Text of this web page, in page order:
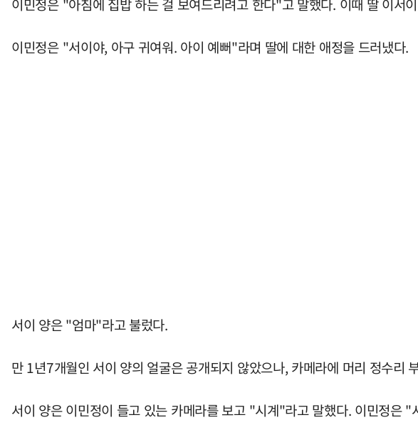
이민정은 "아침에 집밥 하는 걸 보여드리려고 한다"고 말했다. 이때 딸 이서
이민정은 "서이야, 아구 귀여워. 아이 예뻐"라며 딸에 대한 애정을 드러냈다.
서이 양은 "엄마"라고 불렀다.
만 1년7개월인 서이 양의 얼굴은 공개되지 않았으나, 카메라에 머리 정수리
서이 양은 이민정이 들고 있는 카메라를 보고 "시계"라고 말했다. 이민정은